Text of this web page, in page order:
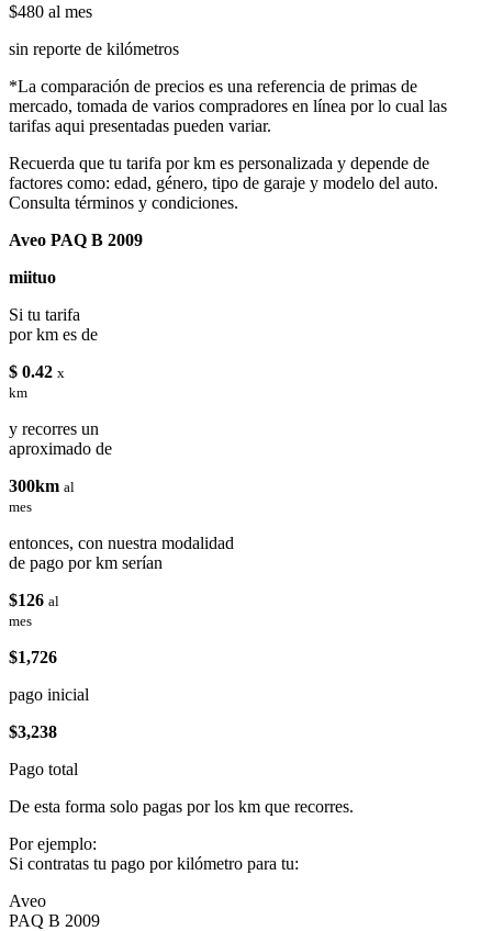
$480 al mes
sin reporte de kilómetros
*La comparación de precios es una referencia de primas de
mercado, tomada de varios compradores en línea por lo cual las
tarifas aqui presentadas pueden variar.
Recuerda que tu tarifa por km es personalizada y depende de
factores como: edad, género, tipo de garaje y modelo del auto.
Consulta términos y condiciones.
Aveo PAQ B 2009
miituo
Si tu tarifa
por km es de
$ 0.42 x
km
y recorres un
aproximado de
300km al
mes
entonces, con nuestra modalidad
de pago por km serían
$126 al
mes
$1,726
pago inicial
$3,238
Pago total
De esta forma solo pagas por los km que recorres.
Por ejemplo:
Si contratas tu pago por kilómetro para tu:
Aveo
PAQ B 2009